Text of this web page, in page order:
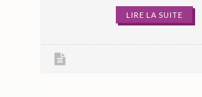
LIRE LA SUITE